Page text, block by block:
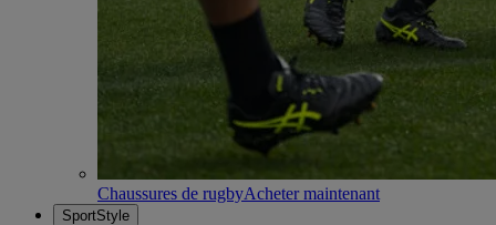
Chaussures de rugbyAcheter maintenant
SportStyle